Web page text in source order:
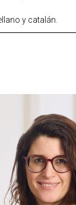
y catalán.